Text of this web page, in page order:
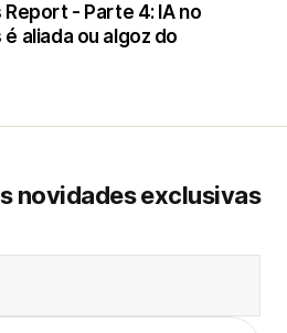
- Parte 4: IA no
aliada ou algoz do
novidades exclusivas